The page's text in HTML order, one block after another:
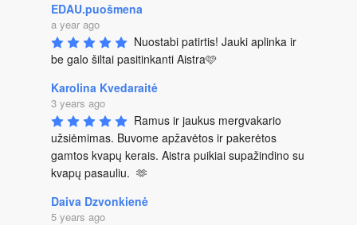
EDAU.puošmena
a year ago
Nuostabi patirtis! Jauki aplinka ir
be galo šiltai pasitinkanti Aistra🩷
Karolina Kvedaraitė
3 years ago
Ramus ir jaukus mergvakario
užsiėmimas. Buvome apžavėtos ir pakerėtos
gamtos kvapų kerais. Aistra puikiai supažindino su
kvapų pasauliu.  🫶
Daiva Dzvonkienė
5 years ago